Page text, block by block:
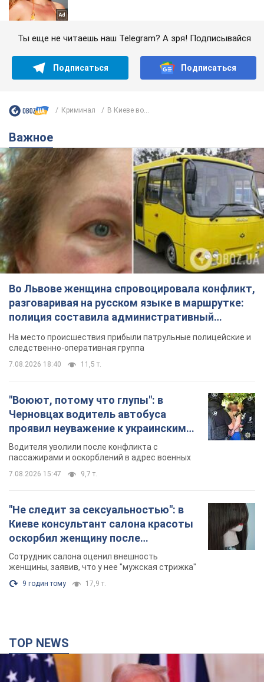
Ты еще не читаешь наш Telegram? А зря! Подписывайся
Подписаться Подписаться
Криминал В Киеве во...
Важное
Во Львове женщина спровоцировала конфликт,
разговаривая на русском языке в маршрутке:
полиция составила административный
протокол. Видео
На место происшествия прибыли патрульные полицейские и
следственно-оперативная группа
7.08.2026 18:40 11,5 т.
"Воюют, потому что глупы": в
Черновцах водитель автобуса
проявил неуважение к украинским
военным и поплатился за это.
Видео
Водителя уволили после конфликта с
пассажирами и оскорблений в адрес военных
7.08.2026 15:47 9,7 т.
"Не следит за сексуальностью": в
Киеве консультант салона красоты
оскорбил женщину после
химиотерапии, разгорелся скандал.
Фото
Сотрудник салона оценил внешность
женщины, заявив, что у нее "мужская стрижка"
9 годин тому 17,9 т.
TOP NEWS